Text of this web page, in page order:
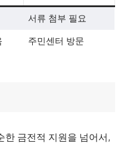
서류 첨부 필요
주민센터 방문
한 금전적 지원을 넘어서,